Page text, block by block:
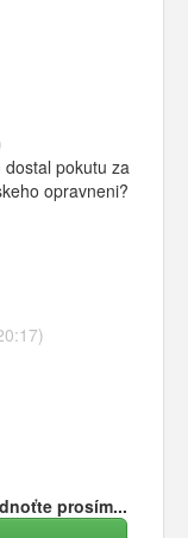
pokutu za
opravneni?
prosím...